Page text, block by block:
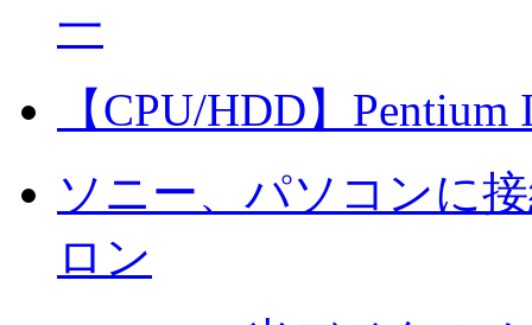
一
【CPU/HDD】
ソニー、パソコンに
ロン